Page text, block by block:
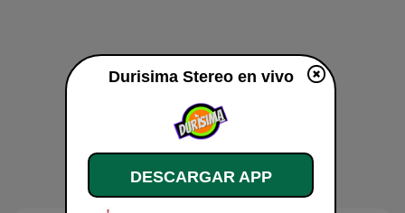
Durisima Stereo en vivo
DESCARGAR APP